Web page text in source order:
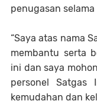
penugasan
“Saya atas nama
membantu serta
ini dan saya
personel Satgas
kemudahan dan